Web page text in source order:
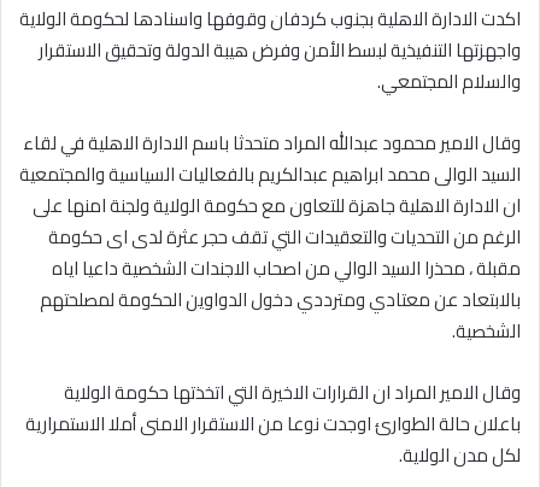
اكدت الادارة الاهلية بجنوب كردفان وقوفها واسنادها لحكومة الولاية
واجهزتها التنفيذية لبسط الأمن وفرض هيبة الدولة وتحقيق الاستقرار
والسلام المجتمعي.
وقال الامير محمود عبدالله المراد متحدثا باسم الادارة الاهلية في لقاء
السيد الوالى محمد ابراهيم عبدالكريم بالفعاليات السياسية والمجتمعية
ان الادارة الاهلية جاهزة للتعاون مع حكومة الولاية ولجنة امنها على
الرغم من التحديات والتعقيدات التي تقف حجر عثرة لدى اى حكومة
مقبلة ، محذرا السيد الوالي من اصحاب الاجندات الشخصية داعيا اياه
بالابتعاد عن معتادي ومترددي دخول الدواوين الحكومة لمصلحتهم
الشخصية.
وقال الامير المراد ان القرارات الاخيرة التي اتخذتها حكومة الولاية
باعلان حالة الطوارئ اوجدت نوعا من الاستقرار الامنى أملا الاستمرارية
لكل مدن الولاية.